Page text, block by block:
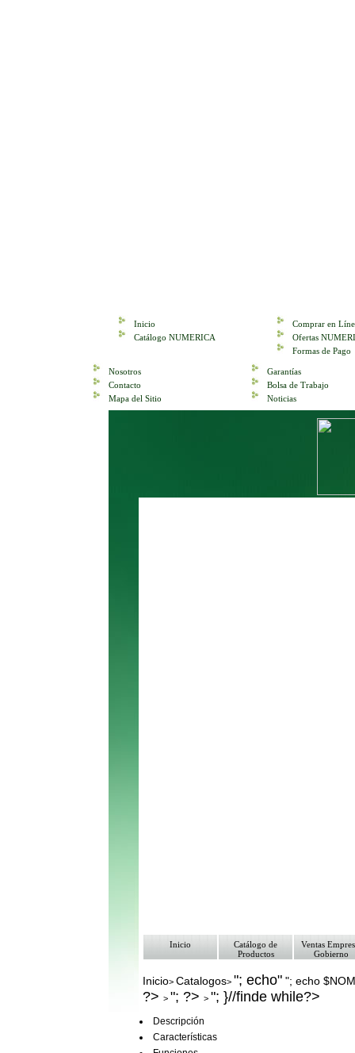
Inicio
Catálogo NUMERICA
Comprar en
Ofertas
Formas de Pago
Nosotros
Contacto
Mapa del Sitio
Garantías
Bolsa de Trabajo
Noticias
Inicio
Catálogo de
Productos
Ventas
Gobierno
Inicio>Catalogos> "; echo" "; echo
?>> "; ?>> "; }//finde while?>
Descripción
Características